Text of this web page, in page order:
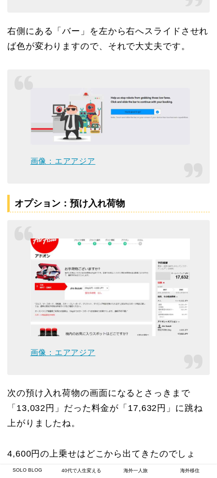
右側にある「バー」を左から右へスライドさせれ
ば色が変わりますので、それで大丈夫です。
画像：エアアジア
オプション：預け入れ荷物
画像：エアアジア
次の預け入れ荷物の画面になるとさっきまで
「13,032円」だった料金が「17,632円」に跳ね
上がりましたね。
4,600円の上乗せはどこから出てきたのでしょ
う？
SOLO BLOG 40代で人生変える 海外一人旅 海外移住